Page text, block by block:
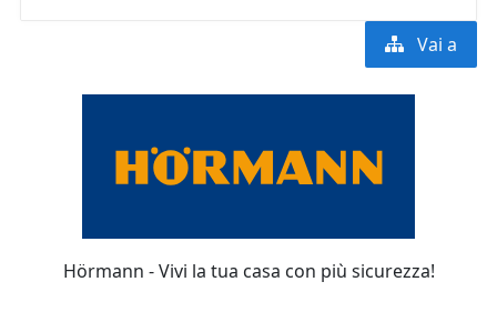
Vai a
Hörmann - Vivi la tua casa con più sicurezza!